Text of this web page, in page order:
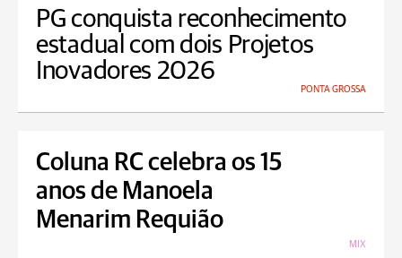
PG conquista reconhecimento
estadual com dois Projetos
Inovadores 2026
PONTA GROSSA
Coluna RC celebra os 15
anos de Manoela
Menarim Requião
MIX